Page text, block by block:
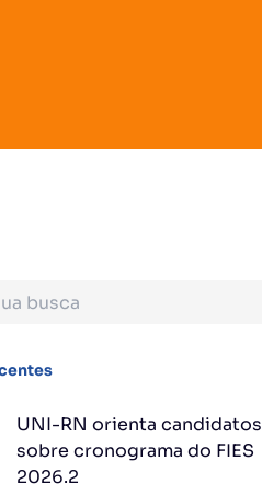
UNI-RN orienta candidatos
sobre cronograma do FIES
2026.2